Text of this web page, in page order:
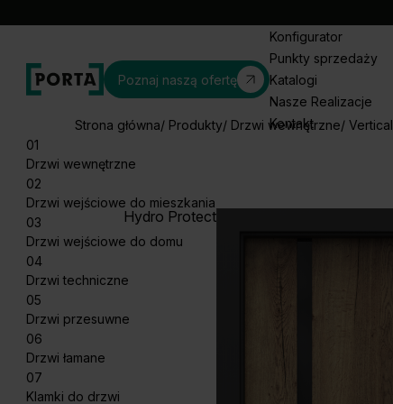
Poznaj naszą ofertę
Konfigurator
Punkty sprzedaży
Katalogi
Nasze Realizacje
Kontakt
01
Drzwi wewnętrzne
02
Drzwi wejściowe do mieszkania
03
Drzwi wejściowe do domu
04
Drzwi techniczne
05
Drzwi przesuwne
06
Drzwi łamane
07
Klamki do drzwi
Strona główna Produkty Drzwi wewnętrzne Vertical
Hydro Protect